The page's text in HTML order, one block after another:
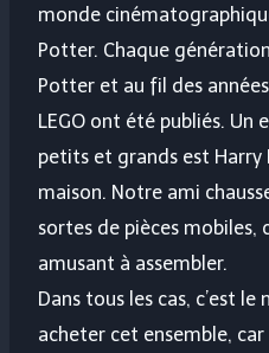
monde
Potter. Chaque
Potter et au fil des
LEGO ont été publiés. Un
petits et grands est
maison. Notre ami
sortes de pièces mobiles,
amusant à assembler.
Dans tous les cas, c’est
acheter cet ensemble,